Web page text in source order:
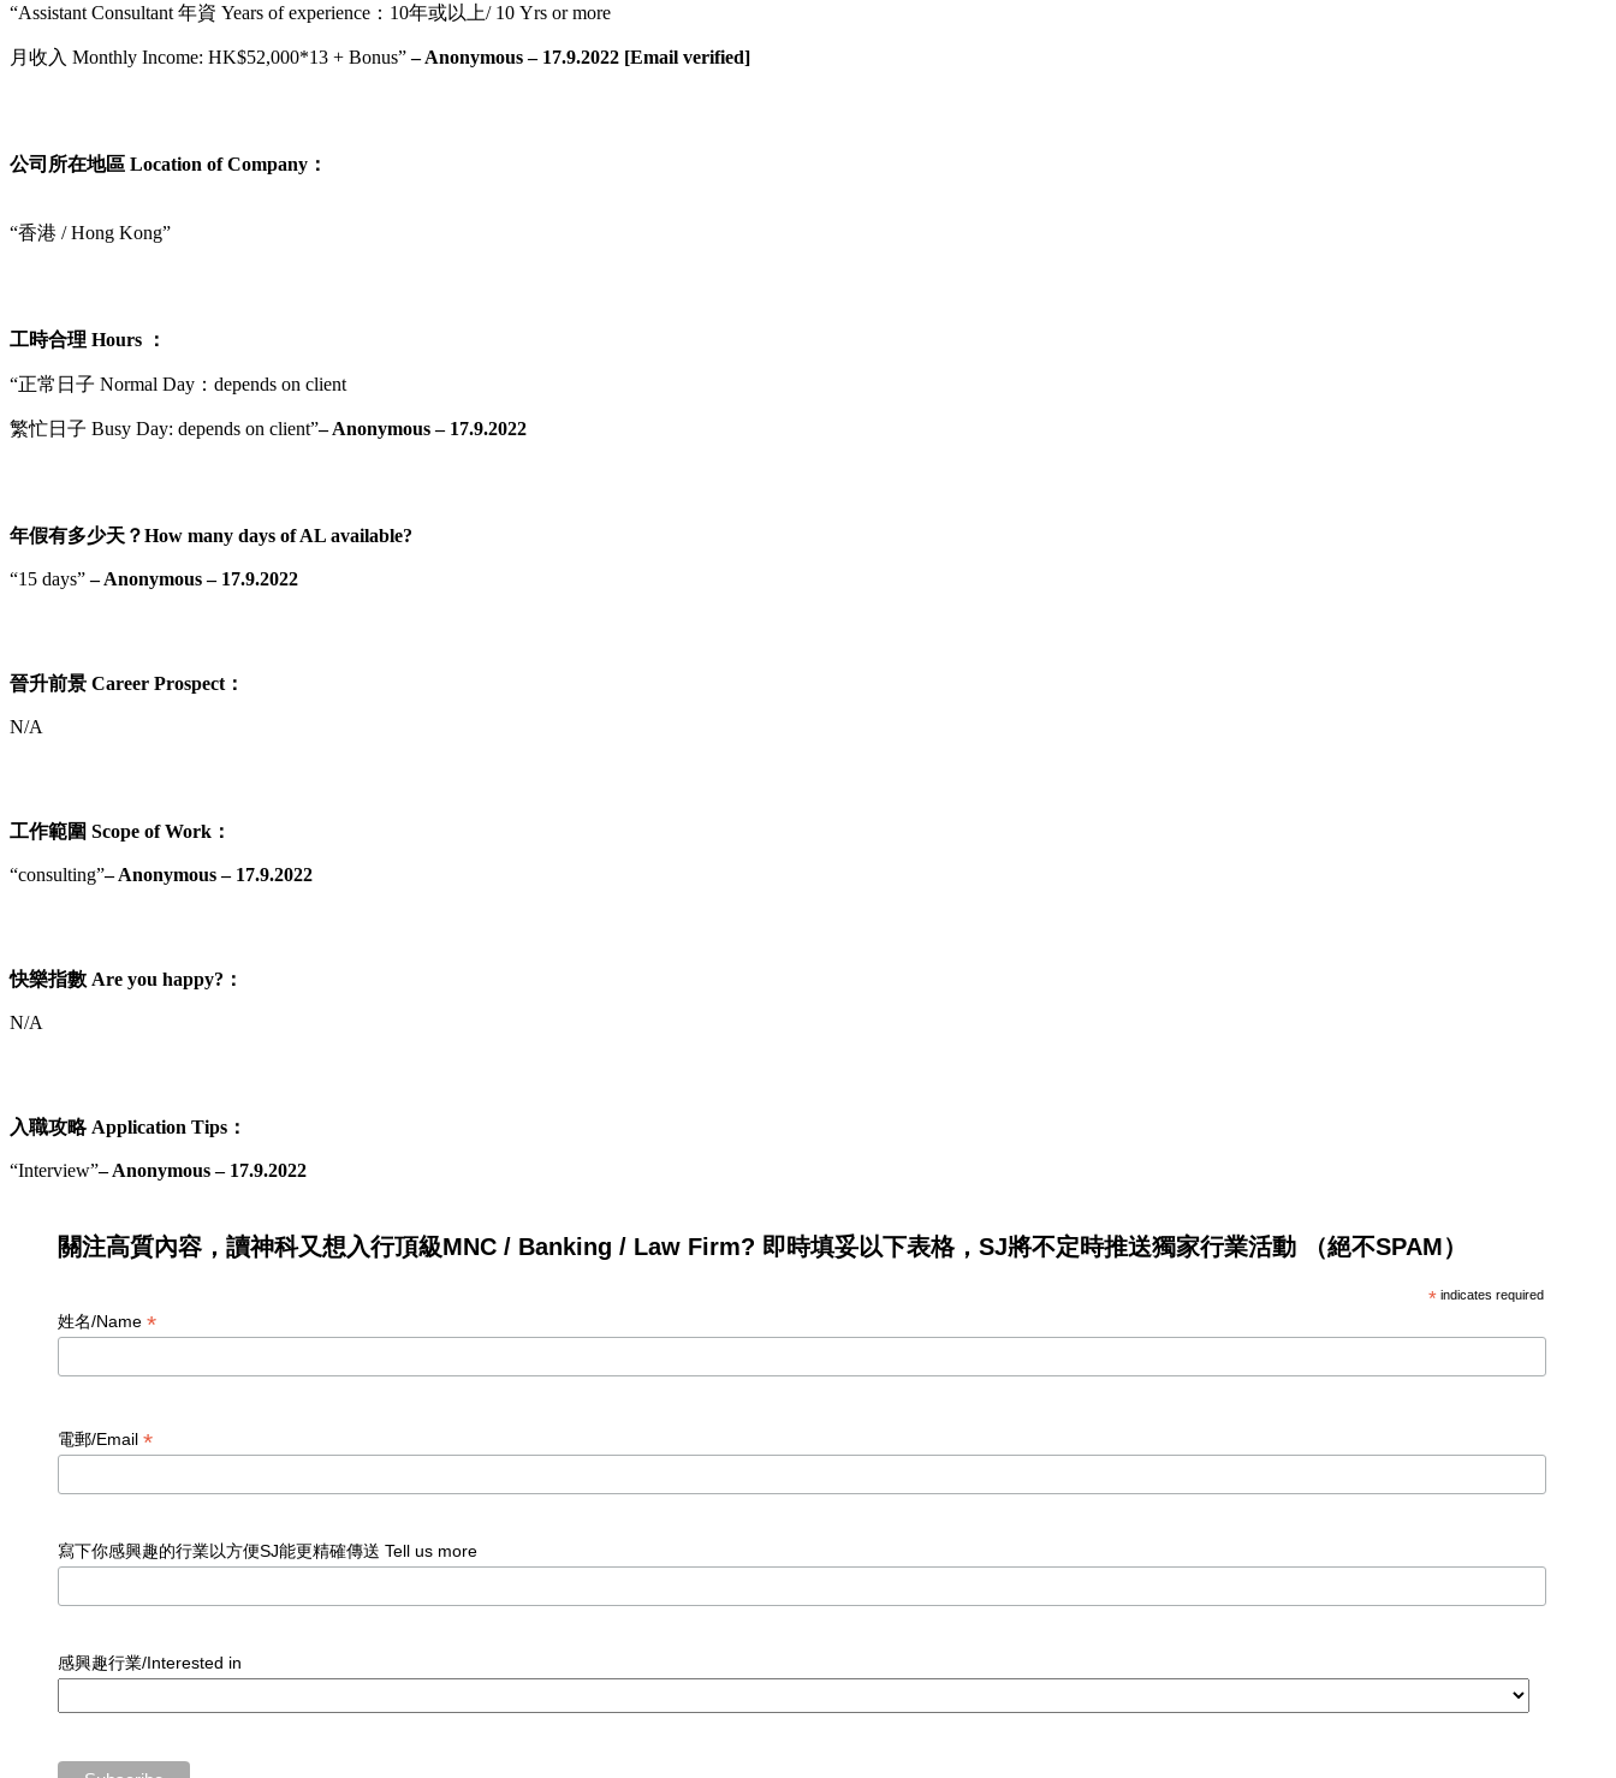
“Assistant Consultant 年資 Years of experience：10年或以上/ 10 Yrs or more
月收入 Monthly Income: HK$52,000*13 + Bonus”– Anonymous – 17.9.2022 [Email verified]
公司所在地區 Location of Company：
“香港 / Hong Kong”
工時合理 Hours ：
“正常日子 Normal Day：depends on client
繁忙日子 Busy Day: depends on client”– Anonymous – 17.9.2022
年假有多少天？How many days of AL available?
“15 days”– Anonymous – 17.9.2022
晉升前景 Career Prospect：
N/A
工作範圍 Scope of Work：
“consulting”– Anonymous – 17.9.2022
快樂指數 Are you happy?：
N/A
入職攻略 Application Tips：
“Interview”– Anonymous – 17.9.2022
關注高質內容，讀神科又想入行頂級MNC / Banking / Law Firm? 即時填妥以下表格，SJ將不定時推送獨家行業活動 （絕不SPAM）
* indicates required
姓名/Name *
電郵/Email *
寫下你感興趣的行業以方便SJ能更精確傳送 Tell us more
感興趣行業/Interested in